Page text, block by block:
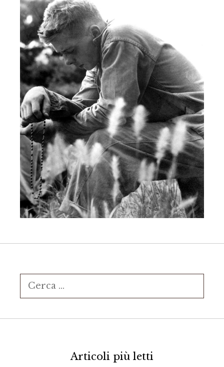
Ricerca
per:
Articoli più letti